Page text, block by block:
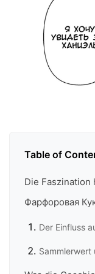
Table of
Die Faszination
Фарфоровая
Der Einfluss
Sammlerwert